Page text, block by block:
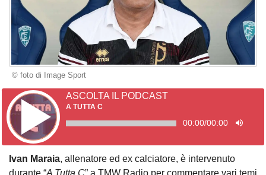
© foto di Image Sport
ASCOLTA IL PODCAST
A TUTTA C
00:00/00:00
Ivan Maraia, allenatore ed ex calciatore, è intervenuto